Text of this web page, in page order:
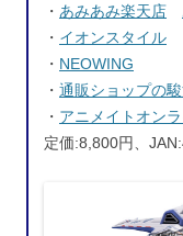
・ あみあみ楽天店
・ イオンスタイル
・ NEOWING
・ 通販ショップの
・ アニメイトオン
定価:8,800円、